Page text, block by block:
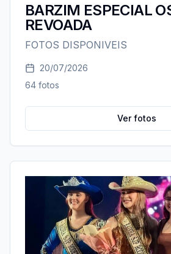
BARZIM ESPECIAL
REVOADA
FOTOS DISPONIVEIS
20/07/2026
64 fotos
Ver fotos